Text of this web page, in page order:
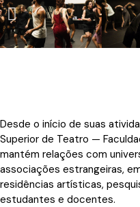
Desde o início de suas
Superior de Teatro —
mantém relações com
associações estrangeiras,
residências artísticas,
estudantes e docentes.